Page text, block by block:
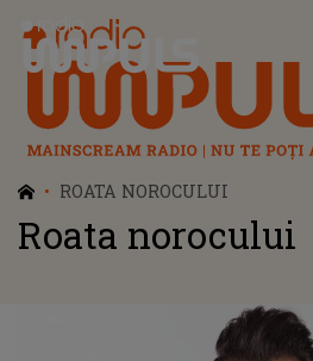
Radio Impuls
ROATA NOROCULUI
Roata norocului